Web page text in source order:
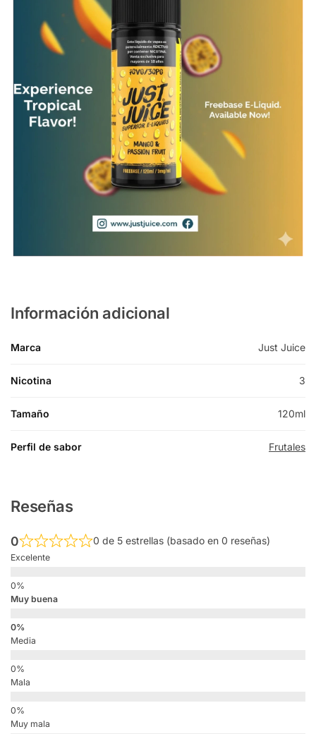
Información adicional
Marca Just Juice
Nicotina 3
Tamaño 120ml
Perfil de sabor Frutales
Reseñas
0 0 de 5 estrellas (basado en 0 reseñas)
Excelente
Muy buena
Media
Mala
Muy mala